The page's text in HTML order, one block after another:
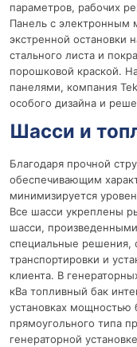
параметров, рабочих
Панель с электронным
экстренной остановки
стального листа и
порошковой краской.
панелями, компания
особого дизайна и
Шасси и
Благодаря прочной
обеспечивающим
минимизируется
Все шасси укреплены
шасси,
специальные решения,
транспортировки и
клиента. В
кВа топливный бак
установках мощностью
прямоугольного типа
генераторной